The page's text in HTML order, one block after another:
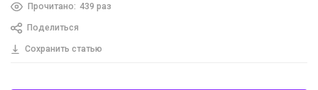
Прочитано: 439 раз
Поделиться
Сохранить статью